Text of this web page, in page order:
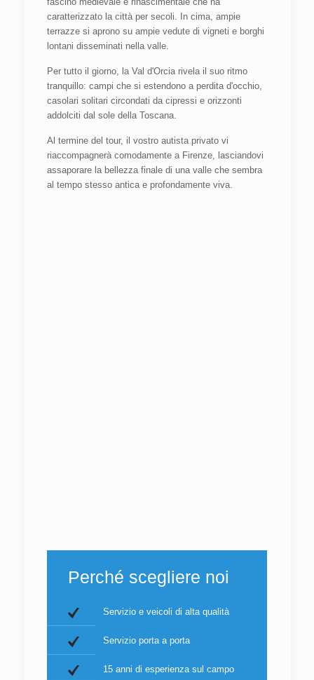
caratterizzato la città per secoli. In cima, ampie
terrazze si aprono su ampie vedute di vigneti e borghi
lontani disseminati nella valle.
Per tutto il giorno, la Val d'Orcia rivela il suo ritmo
tranquillo: campi che si estendono a perdita d'occhio,
casolari solitari circondati da cipressi e orizzonti
addolciti dal sole della Toscana.
Al termine del tour, il vostro autista privato vi
riaccompagnerà comodamente a Firenze, lasciandovi
assaporare la bellezza finale di una valle che sembra
al tempo stesso antica e profondamente viva.
Perché scegliere noi
Servizio e veicoli di alta qualità
Servizio porta a porta
15 anni di esperienza sul campo